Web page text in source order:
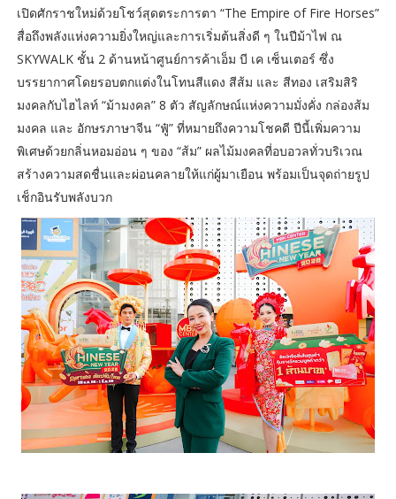
เปิดศักราชใหม่ด้วยโชว์สุดตระการตา “The Empire of Fire Horses”
สื่อถึงพลังแห่งความยิ่งใหญ่และการเริ่มต้นสิ่งดี ๆ ในปีม้าไฟ ณ
SKYWALK ชั้น 2 ด้านหน้าศูนย์การค้าเอ็ม บี เค เซ็นเตอร์ ซึ่ง
บรรยากาศโดยรอบตกแต่งในโทนสีแดง สีส้ม และ สีทอง เสริมสิริ
มงคลกับไฮไลท์ “ม้ามงคล” 8 ตัว สัญลักษณ์แห่งความมั่งคั่ง กล่องส้ม
มงคล และ อักษรภาษาจีน “ฟู๋” ที่หมายถึงความโชคดี ปีนี้เพิ่มความ
พิเศษด้วยกลิ่นหอมอ่อน ๆ ของ “ส้ม” ผลไม้มงคลที่อบอวลทั่วบริเวณ
สร้างความสดชื่นและผ่อนคลายให้แก่ผู้มาเยือน พร้อมเป็นจุดถ่ายรูป
เช็กอินรับพลังบวก